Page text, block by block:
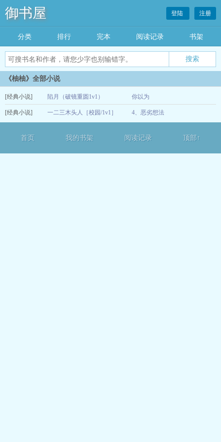
御书屋 登陆 注册
分类 排行 完本 阅读记录 书架
《柚柚》全部小说
[经典小说] 陷月（破镜重圆1v1） 你以为
[经典小说] 一二三木头人［校园/1v1］ 4、恶劣想法
首页 我的书架 阅读记录 顶部↑